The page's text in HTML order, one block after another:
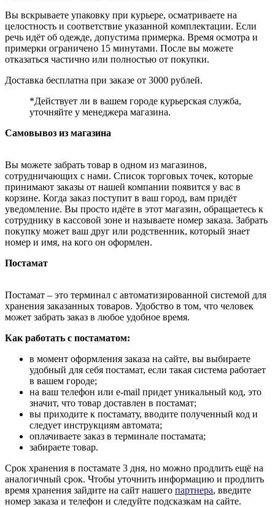
Вы вскрываете упаковку при курьере, осматриваете на
целостность и соответствие указанной комплектации. Если
речь идёт об одежде, допустима примерка. Время осмотра и
примерки ограничено 15 минутами. После вы можете
отказаться частично или полностью от покупки.
Доставка бесплатна при заказе от 3000 рублей.
*Действует ли в вашем городе курьерская служба,
уточняйте у менеджера магазина.
Самовывоз из магазина
Вы можете забрать товар в одном из магазинов,
сотрудничающих с нами. Список торговых точек, которые
принимают заказы от нашей компании появится у вас в
корзине. Когда заказ поступит в ваш город, вам придёт
уведомление. Вы просто идёте в этот магазин, обращаетесь к
сотруднику в кассовой зоне и называете номер заказа. Забрать
покупку может ваш друг или родственник, который знает
номер и имя, на кого он оформлен.
Постамат
Постамат – это терминал с автоматизированной системой для
хранения заказанных товаров. Удобство в том, что человек
может забрать заказ в любое удобное время.
Как работать с постаматом:
в момент оформления заказа на сайте, вы выбираете
удобный для себя постамат, если такая система работает
в вашем городе;
на ваш телефон или e-mail придет уникальный код, это
значит, что товар доставлен в постамат;
вы приходите к постамату, вводите полученный код и
следует инструкциям автомата;
оплачиваете заказ в терминале постамата;
забираете товар.
Срок хранения в постамате 3 дня, но можно продлить ещё на
аналогичный срок. Чтобы уточнить информацию и продлить
время хранения зайдите на сайт нашего партнера, введите
номер заказа и телефон и следуйте подсказкам на сайте.